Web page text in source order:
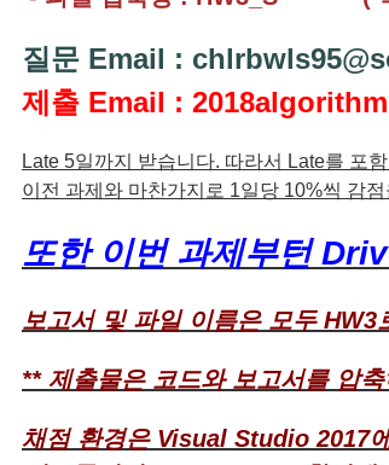
질문 Email :
제출 Email :
Late 5일까지 받습니다. 따라서 Late를 포
이전 과제와 마찬가지로 1일당 10%씩 감
또한 이번 과제부턴
보고서 및 파일 이름은 모두 HW3
** 제출물은 코드와 보고서를 압
채점 환경은 Visual Studio 2017